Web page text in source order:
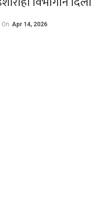
On Apr 14, 2026